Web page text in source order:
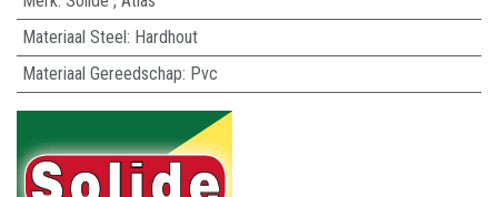
Materiaal Steel: Hardhout
Materiaal Gereedschap: Pvc